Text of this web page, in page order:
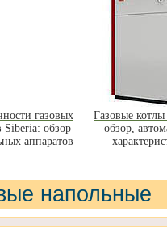
газовых
Siberia: обзор
аппаратов
Газовые
обзор,
напольные